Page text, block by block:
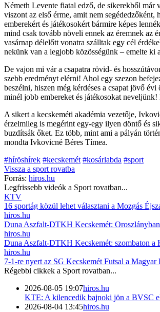
Németh Levente fiatal edző, de sikerekből már
viszont az első érme, amit nem
emberekért és játékosokért bármire képes
mind csak tovább növeli ennek az éremnek az
vasárnap délelőtt vonatra szálltak egy cél
nekünk van a legjobb közösségünk – emelte ki
De vajon mi vár a csapatra rövid- és
szebb eredményt elérni! Ahol egy szezon
beszélni, hiszen még kérdéses a csapat jövő
minél jobb embereket és játékosokat
A sikert a kecskeméti akadémia vezetője,
érzelmileg is megérint egy-egy ilyen döntő és
buzdítsák őket. Ez több, mint ami a pályán
mondta Ivkovicné Béres Tímea.
#híröshírek #kecskemét #kosárlabda #sport
Vissza a sport rovatba
Forrás: hiros.hu
Legfrissebb videók a Sport rovatban...
KTV
16 sportág közül lehet választani a Mozgás
hiros.hu
Duna Aszfalt-DTKH Kecskemét:
hiros.hu
Duna Aszfalt-DTKH Kecskemét: szombaton a
hiros.hu
7-1-re nyert az SG Kecskemét Futsal a Magyar
Régebbi cikkek a Sport rovatban...
2026-08-05 19:07hiros.hu
KTE: A kilencedik bajnoki jön a BVSC
2026-08-04 13:45hiros.hu